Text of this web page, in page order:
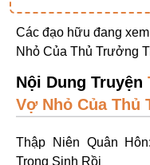
Thức Tỉnh Nhân Vật
Học Bá
OE
Bình Luận Cốt Truyện
SE
Các đạo hữu đang
Nhỏ Của Thủ Trưởng
Nội Dung Truyện
Vợ Nhỏ Của Thủ
Thập Niên Quân
Trọng Sinh Rồi